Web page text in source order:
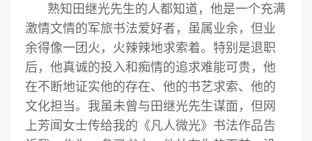
熟知田继光先生的人都知道，他是一个充满
激情文情的军旅书法爱好者，虽属业余，但业
余得像一团火，火辣辣地求索着。特别是退职
后，他真诚的投入和痴情的追求难能可贵，他
在不断地证实他的存在、他的书艺求索、他的
文化担当。我虽未曾与田继光先生谋面，但网
上芳闻女士传给我的《凡人微光》书法作品告